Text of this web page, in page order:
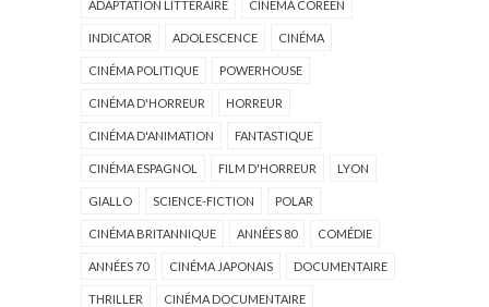
ADAPTATION LITTÉRAIRE CINÉMA CORÉEN
INDICATOR ADOLESCENCE CINÉMA
CINÉMA POLITIQUE POWERHOUSE
CINÉMA D'HORREUR HORREUR
CINÉMA D'ANIMATION FANTASTIQUE
CINÉMA ESPAGNOL FILM D'HORREUR LYON
GIALLO SCIENCE-FICTION POLAR
CINÉMA BRITANNIQUE ANNÉES 80 COMÉDIE
ANNÉES 70 CINÉMA JAPONAIS DOCUMENTAIRE
THRILLER CINÉMA DOCUMENTAIRE